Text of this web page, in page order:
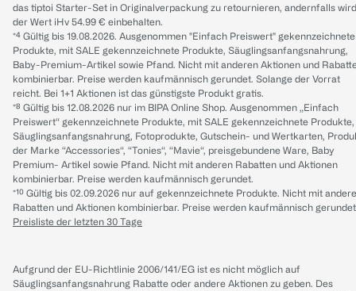
das tiptoi Starter-Set in Originalverpackung zu retournieren, andernfalls wird
der Wert iHv 54.99 € einbehalten.
*⁴ Gültig bis 19.08.2026. Ausgenommen "Einfach Preiswert" gekennzeichnete
Produkte, mit SALE gekennzeichnete Produkte, Säuglingsanfangsnahrung,
Baby-Premium-Artikel sowie Pfand. Nicht mit anderen Aktionen und
kombinierbar. Preise werden kaufmännisch gerundet. Solange der Vorrat
reicht. Bei 1+1 Aktionen ist das günstigste Produkt gratis.
*⁸ Gültig bis 12.08.2026 nur im BIPA Online Shop. Ausgenommen „Einfach
Preiswert“ gekennzeichnete Produkte, mit SALE gekennzeichnete Produkte,
Säuglingsanfangsnahrung, Fotoprodukte, Gutschein- und Wertkarten,
der Marke “Accessories“, “Tonies“, “Mavie“, preisgebundene Ware, Baby
Premium- Artikel sowie Pfand. Nicht mit anderen Rabatten und Aktionen
kombinierbar. Preise werden kaufmännisch gerundet.
*¹⁰ Gültig bis 02.09.2026 nur auf gekennzeichnete Produkte. Nicht mit
Rabatten und Aktionen kombinierbar. Preise werden kaufmännisch
Preisliste der letzten 30 Tage
Aufgrund der EU-Richtlinie 2006/141/EG ist es nicht möglich auf
Säuglingsanfangsnahrung Rabatte oder andere Aktionen zu geben. Des